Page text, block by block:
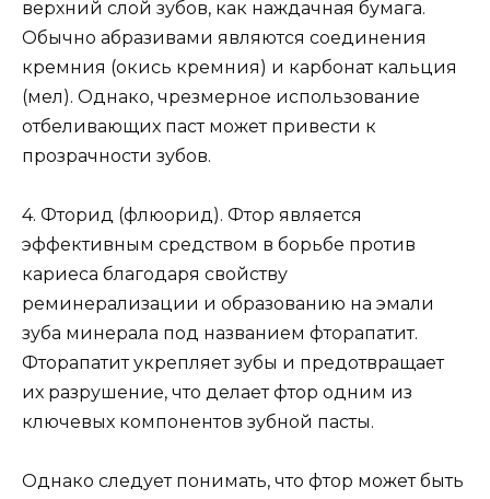
верхний слой зубов, как наждачная бумага.
Обычно абразивами являются соединения
кремния (окись кремния) и карбонат кальция
(мел). Однако, чрезмерное использование
отбеливающих паст может привести к
прозрачности зубов.
4. Фторид (флюорид). Фтор является
эффективным средством в борьбе против
кариеса благодаря свойству
реминерализации и образованию на эмали
зуба минерала под названием фторапатит.
Фторапатит укрепляет зубы и предотвращает
их разрушение, что делает фтор одним из
ключевых компонентов зубной пасты.
Однако следует понимать, что фтор может быть